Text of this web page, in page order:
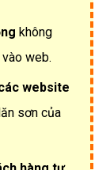
không
web.
website
sơn của